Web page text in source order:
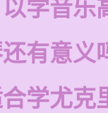
学音乐
有意义
学尤克